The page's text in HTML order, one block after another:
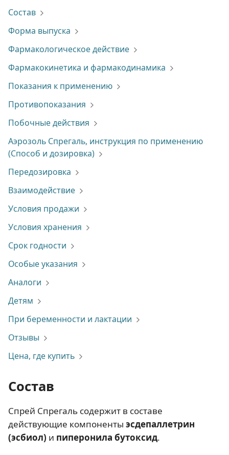
Состав
Форма выпуска
Фармакологическое действие
Фармакокинетика и фармакодинамика
Показания к применению
Противопоказания
Побочные действия
Аэрозоль Спрегаль, инструкция по применению
(Способ и дозировка)
Передозировка
Взаимодействие
Условия продажи
Условия хранения
Срок годности
Особые указания
Аналоги
Детям
При беременности и лактации
Отзывы
Цена, где купить
Состав
Спрей Спрегаль содержит в составе
действующие компоненты эсдепаллетрин
(эсбиол) и пиперонила бутоксид.